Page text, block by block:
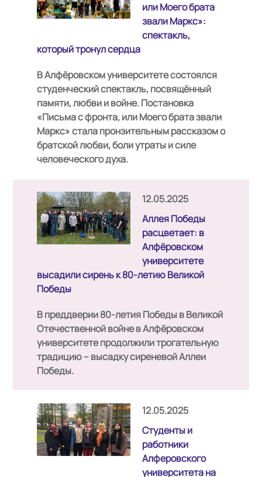
или Моего брата
звали Маркс»:
спектакль,
который тронул сердца
В Алфёровском университете состоялся
студенческий спектакль, посвящённый
памяти, любви и войне. Постановка
«Письма с фронта, или Моего брата звали
Маркс» стала пронзительным рассказом о
братской любви, боли утраты и силе
человеческого духа.
12.05.2025
Аллея Победы
расцветает: в
Алфёровском
университете
высадили сирень к 80-летию Великой
Победы
В преддверии 80-летия Победы в Великой
Отечественной войне в Алфёровском
университете продолжили трогательную
традицию – высадку сиреневой Аллеи
Победы.
12.05.2025
Cтуденты и
работники
Алферовского
университета на